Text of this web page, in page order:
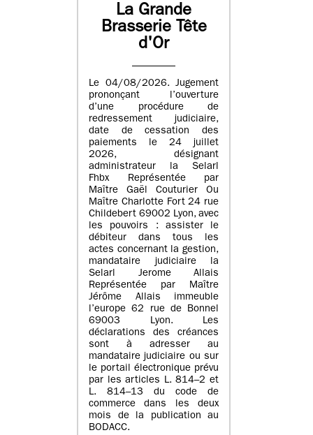
La Grande
Brasserie Tête
d'Or
Le 04/08/2026. Jugement
prononçant l’ouverture
d’une procédure de
redressement judiciaire,
date de cessation des
paiements le 24 juillet
2026, désignant
administrateur la Selarl
Fhbx Représentée par
Maître Gaël Couturier Ou
Maître Charlotte Fort 24 rue
Childebert 69002 Lyon, avec
les pouvoirs : assister le
débiteur dans tous les
actes concernant la gestion,
mandataire judiciaire la
Selarl Jerome Allais
Représentée par Maître
Jérôme Allais immeuble
l’europe 62 rue de Bonnel
69003 Lyon. Les
déclarations des créances
sont à adresser au
mandataire judiciaire ou sur
le portail électronique prévu
par les articles L. 814–2 et
L. 814–13 du code de
commerce dans les deux
mois de la publication au
BODACC.